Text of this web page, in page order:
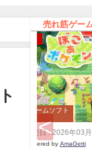
売れ筋ゲー
ゲームソフト
発売日 : 2026年03
Powered by AmaGetti